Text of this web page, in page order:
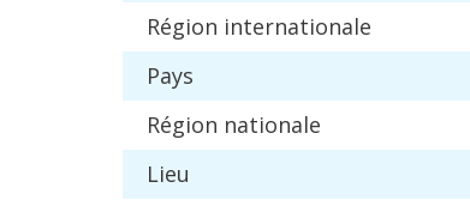
Région internationale
Pays
Région nationale
Lieu